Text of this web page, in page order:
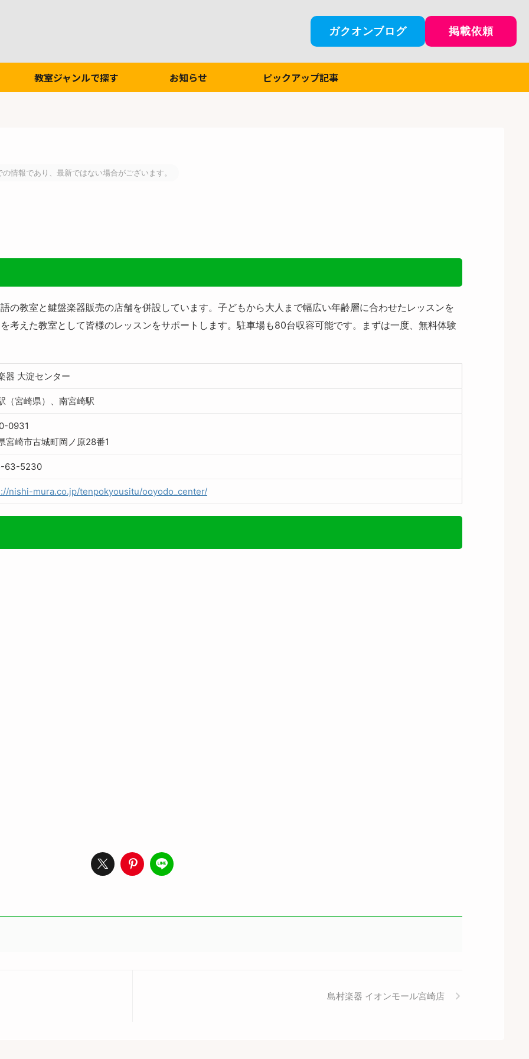
ガクオンブログ 掲載依頼
教室ジャンルで探す お知らせ ピックアップ記事
情報であり、最新ではない場合がございます。
の教室と鍵盤楽器販売の店舗を併設しています。子どもから大人まで幅広い年齢層に合わせたレッスンを
考えた教室として皆様のレッスンをサポートします。駐車場も80台収容可能です。まずは一度、無料体験
器 大淀センター
（宮崎県）、南宮崎駅
0931
宮崎市古城町岡ノ原28番1
63-5230
nishi-mura.co.jp/tenpokyousitu/ooyodo_center/
島村楽器 イオンモール宮崎店